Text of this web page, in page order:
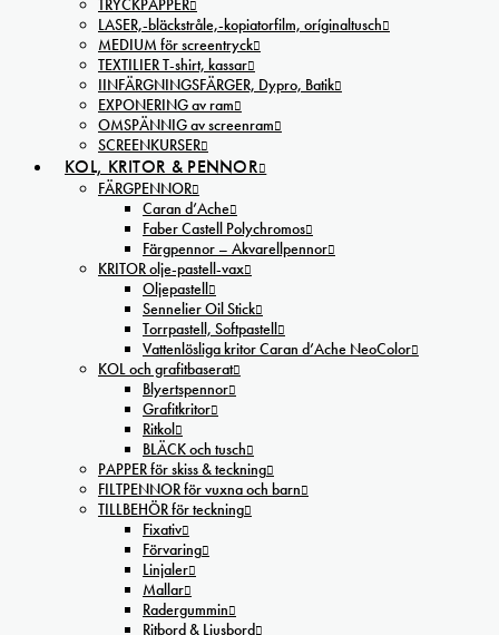
TRYCKPAPPER
LASER,-bläckstråle,-kopiatorfilm, oríginaltusch
MEDIUM för screentryck
TEXTILIER T-shirt, kassar
IINFÄRGNINGSFÄRGER, Dypro, Batik
EXPONERING av ram
OMSPÄNNIG av screenram
SCREENKURSER
KOL, KRITOR & PENNOR
FÄRGPENNOR
Caran d’Ache
Faber Castell Polychromos
Färgpennor – Akvarellpennor
KRITOR olje-pastell-vax
Oljepastell
Sennelier Oil Stick
Torrpastell, Softpastell
Vattenlösliga kritor Caran d’Ache NeoColor
KOL och grafitbaserat
Blyertspennor
Grafitkritor
Ritkol
BLÄCK och tusch
PAPPER för skiss & teckning
FILTPENNOR för vuxna och barn
TILLBEHÖR för teckning
Fixativ
Förvaring
Linjaler
Mallar
Radergummin
Ritbord & Ljusbord